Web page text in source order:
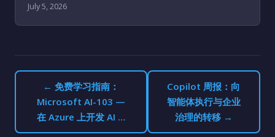
July 5, 2026
← 免费学习指南：
Microsoft AI-103 —
在 Azure 上开发 AI …
Copilot 周报：向
智能体执行与企业
治理的转移 →